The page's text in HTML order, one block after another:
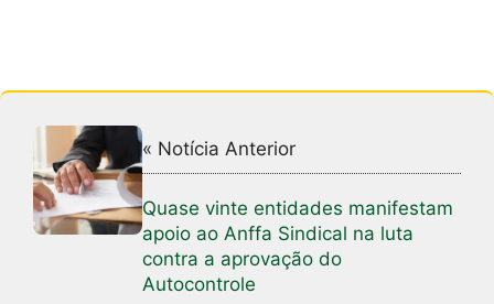
« Notícia Anterior
Quase vinte entidades manifestam
apoio ao Anffa Sindical na luta
contra a aprovação do
Autocontrole